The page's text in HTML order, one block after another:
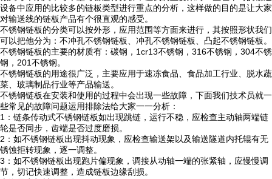
设备中应用的比较多的链板类型进行重点的分析，这样做的目的是让大家
对输送线的链板产品有个很直观的感受。
不锈钢链板的分类可以按外形，应用范围等方面来进行，其按照形状我们
可以把他分为：不冲孔不锈钢链板、冲孔不锈钢链板、凸起不锈钢链板。
不锈钢链板的主要的材质有：碳钢，1cr13不锈钢，316不锈钢，304不锈
钢，201不锈钢。
不锈钢链板的用途很广泛，主要应用于速冻食品、食品加工行业、脱水蔬
菜、玻璃制品行业等产品输送。
不锈钢链板在安装和使用的过程中会出现一些故障，下面我们技术员就一
些常见的故障问题运用排除法给大家一一分析：
1：链条传动式不锈钢链板如出现跳链，运行不稳，应检查主动轴两端链
轮是否同步，齿端是否过度磨损。
2：如不锈钢链板出现抖动现象，应检查输送架以及输送隧道内托辊有无
锈蚀拒转现象，逐一调整。
3：如不锈钢链板出现跑片偏现象，调接从动轴一端的张紧轴，应慢慢调
节，切记快速调整，造成链板边缘刮损。